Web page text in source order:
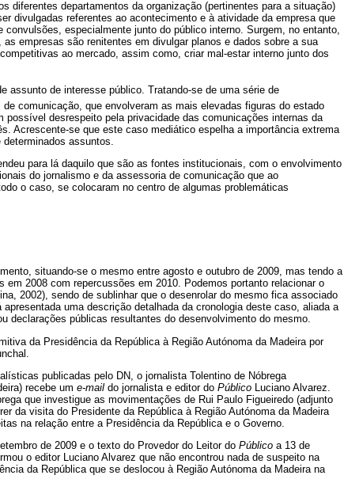
diferentes departamentos da organização (pertinentes para a situação)
divulgadas referentes ao acontecimento e à atividade da empresa que
especialmente junto do público interno. Surgem, no entanto,
empresas são renitentes em divulgar planos e dados sobre a sua
ao mercado, assim como, criar mal-estar interno junto dos
assunto de interesse público. Tratando-se de uma série de
comunicação, que envolveram as mais elevadas figuras do estado
possível desrespeito pela privacidade das comunicações internas da
Acrescente-se que este caso mediático espelha a importância extrema
assuntos.
para lá daquilo que são as fontes institucionais, com o envolvimento
do jornalismo e da assessoria de comunicação que ao
o caso, se colocaram no centro de algumas problemáticas
situando-se o mesmo entre agosto e outubro de 2009, mas tendo a
2008 com repercussões em 2010. Podemos portanto relacionar o
2002), sendo de sublinhar que o desenrolar do mesmo fica associado
uma descrição detalhada da cronologia deste caso, aliada a
declarações públicas resultantes do desenvolvimento do mesmo.
da Presidência da República à Região Autónoma da Madeira por
publicadas pelo DN, o jornalista Tolentino de Nóbrega
recebe um e-mail do jornalista e editor do Público Luciano Alvarez.
que investigue as movimentações de Rui Paulo Figueiredo (adjunto
da visita do Presidente da República à Região Autónoma da Madeira
na relação entre a Presidência da República e o Governo.
de 2009 e o texto do Provedor do Leitor do Público a 13 de
o editor Luciano Alvarez que não encontrou nada de suspeito na
da República que se deslocou à Região Autónoma da Madeira na